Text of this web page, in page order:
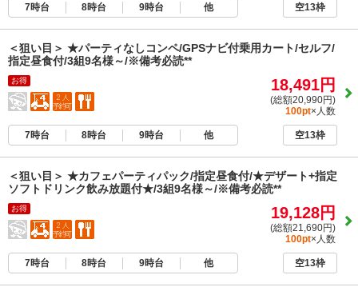
7時台 8時台 9時台 他 空13枠
＜狙い目＞ ★パーティなしコンペ/GPSナビ付乗用カート/セルフ/
指定昼食付/3組9名様～/※備考必読**
お得 18,491円
(総額20,990円)
100pt×人数
7時台 8時台 9時台 他 空13枠
＜狙い目＞ ★カフェパーティパック/指定昼食付/★デザート+指定
ソフトドリンク飲み放題付★/3組9名様～/※備考必読**
お得 19,128円
(総額21,690円)
100pt×人数
7時台 8時台 9時台 他 空13枠